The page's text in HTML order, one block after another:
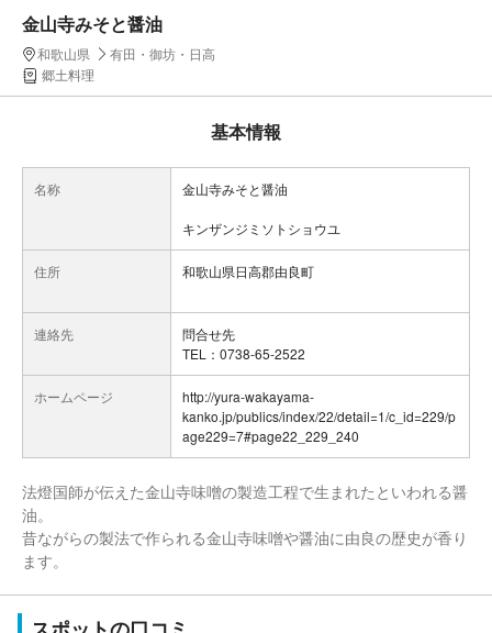
金山寺みそと醤油
和歌山県
有田・御坊・日高
郷土料理
基本情報
名称 金山寺みそと醤油
キンザンジミソトショウユ
住所 和歌山県日高郡由良町
連絡先
問合せ先
TEL：0738-65-2522
ホームページ
http://yura-wakayama-
kanko.jp/publics/index/22/detail=1/c_id=229/p
age229=7#page22_229_240
法燈国師が伝えた金山寺味噌の製造工程で生まれたといわれる醤
油。
昔ながらの製法で作られる金山寺味噌や醤油に由良の歴史が香り
ます。